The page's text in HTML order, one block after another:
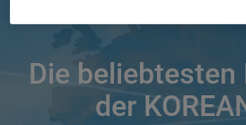
Die beliebtesten
der